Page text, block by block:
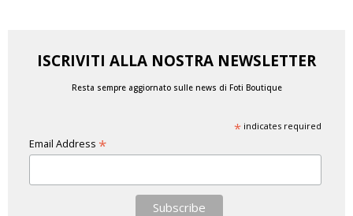
ISCRIVITI ALLA NOSTRA NEWSLETTER
Resta sempre aggiornato sulle news di Foti Boutique
*indicates required
Email Address *